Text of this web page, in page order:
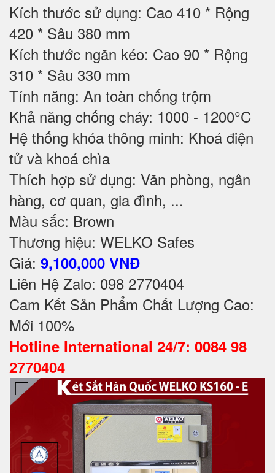
Kích thước sử dụng: Cao 410 * Rộng
420 * Sâu 380 mm
Kích thước ngăn kéo: Cao 90 * Rộng
310 * Sâu 330 mm
Tính năng: An toàn chống trộm
Khả năng chống cháy: 1000 - 1200°C
Hệ thống khóa thông minh: Khoá điện
tử và khoá chìa
Thích hợp sử dụng: Văn phòng, ngân
hàng, cơ quan, gia đình, ...
Màu sắc: Brown
Thương hiệu: WELKO Safes
Giá: 9,100,000 VNĐ
Liên Hệ Zalo: 098 2770404
Cam Kết Sản Phẩm Chất Lượng Cao:
Mới 100%
Hotline International 24/7: 0084 98
2770404